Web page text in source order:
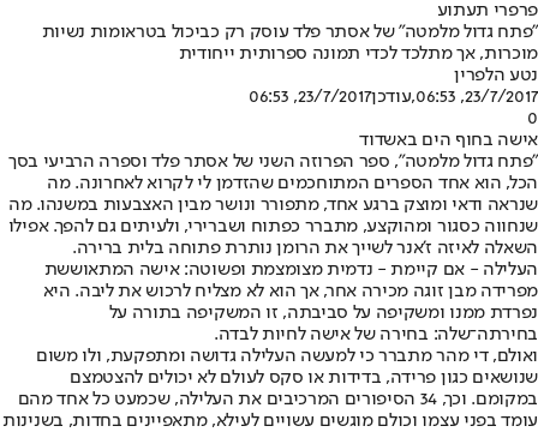
פרפרי תעתוע
"פתח גדול מלמטה" של אסתר פלד עוסק רק כביכול בטראומות נשיות
מוכרות, אך מתלכד לכדי תמונה ספרותית ייחודית
נטע הלפרין
23/7/2017, 06:53
,עודכן23/7/2017, 06:53
0
אישה בחוף הים באשדוד
"פתח גדול מלמטה", ספר הפרוזה השני של אסתר פלד וספרה הרביעי בסך
הכל, הוא אחד הספרים המתוחכמים שהזדמן לי לקרוא לאחרונה. מה
שנראה ודאי ומוצק ברגע אחד, מתפורר ונושר מבין האצבעות במשנהו. מה
שנחווה כסגור ומהוקצע, מתברר כפתוח ושברירי, ולעיתים גם להפך. אפילו
השאלה לאיזה ז'אנר לשייך את הרומן נותרת פתוחה בלית ברירה.
העלילה - אם קיימת - נדמית מצומצמת ופשוטה: אישה המתאוששת
מפרידה מבן זוגה מכירה אחר, אך הוא לא מצליח לרכוש את ליבה. היא
נפרדת ממנו ומשקיפה על סביבתה, זו המשקיפה בתורה על
בחירתה־שלה: בחירה של אישה לחיות לבדה.
ואולם, די מהר מתברר כי למעשה העלילה גדושה ומתפקעת, ולו משום
שנושאים כגון פרידה, בדידות או סקס לעולם לא יכולים להצטמצם
במקומם. וכך, 34 הסיפורים המרכיבים את העלילה, שכמעט כל אחד מהם
עומד בפני עצמו וכולם מוגשים עשויים לעילא, מתאפיינים בחדות, בשנינות